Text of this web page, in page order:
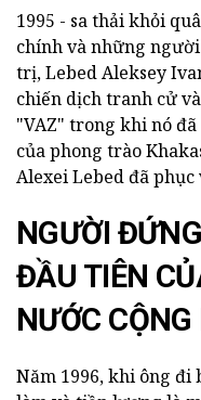
1995 - sa thải khỏi
chính và những
trị, Lebed Aleksey
chiến dịch tranh cử
"VAZ" trong khi nó
của phong trào
Alexei Lebed đã phục
NGƯỜI
ĐẦU TIÊN
NƯỚC
Năm 1996, khi ông đi